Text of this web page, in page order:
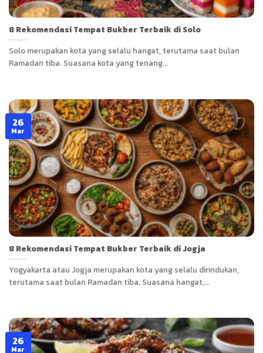
8 Rekomendasi Tempat Bukber Terbaik di Solo
Solo merupakan kota yang selalu hangat, terutama saat bulan
Ramadan tiba. Suasana kota yang tenang...
8 Rekomendasi Tempat Bukber Terbaik di Jogja
Yogyakarta atau Jogja merupakan kota yang selalu dirindukan,
terutama saat bulan Ramadan tiba. Suasana hangat,...
26
Mar
26
Mar